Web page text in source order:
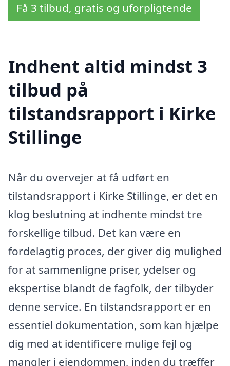
Få 3 tilbud, gratis og uforpligtende
Indhent altid mindst 3
tilbud på
tilstandsrapport i Kirke
Stillinge
Når du overvejer at få udført en
tilstandsrapport i Kirke Stillinge, er det en
klog beslutning at indhente mindst tre
forskellige tilbud. Det kan være en
fordelagtig proces, der giver dig mulighed
for at sammenligne priser, ydelser og
ekspertise blandt de fagfolk, der tilbyder
denne service. En tilstandsrapport er en
essentiel dokumentation, som kan hjælpe
dig med at identificere mulige fejl og
mangler i ejendommen, inden du træffer